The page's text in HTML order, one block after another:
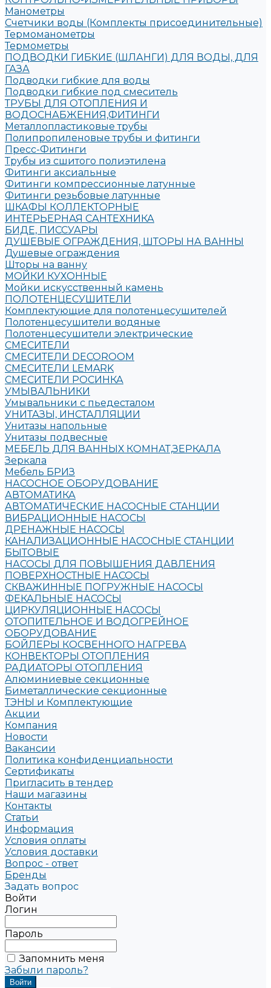
Манометры
Счетчики воды (Комплекты присоединительные)
Термоманометры
Термометры
ПОДВОДКИ ГИБКИЕ (ШЛАНГИ) ДЛЯ ВОДЫ, ДЛЯ
ГАЗА
Подводки гибкие для воды
Подводки гибкие под смеситель
ТРУБЫ ДЛЯ ОТОПЛЕНИЯ И
ВОДОСНАБЖЕНИЯ,ФИТИНГИ
Металлопластиковые трубы
Полипропиленовые трубы и фитинги
Пресс-Фитинги
Трубы из сшитого полиэтилена
Фитинги аксиальные
Фитинги компрессионные латунные
Фитинги резьбовые латунные
ШКАФЫ КОЛЛЕКТОРНЫЕ
ИНТЕРЬЕРНАЯ САНТЕХНИКА
БИДЕ, ПИССУАРЫ
ДУШЕВЫЕ ОГРАЖДЕНИЯ, ШТОРЫ НА ВАННЫ
Душевые ограждения
Шторы на ванну
МОЙКИ КУХОННЫЕ
Мойки искусственный камень
ПОЛОТЕНЦЕСУШИТЕЛИ
Комплектующие для полотенцесушителей
Полотенцесушители водяные
Полотенцесушители электрические
СМЕСИТЕЛИ
СМЕСИТЕЛИ DECOROOM
СМЕСИТЕЛИ LEMARK
СМЕСИТЕЛИ РОСИНКА
УМЫВАЛЬНИКИ
Умывальники с пьедесталом
УНИТАЗЫ, ИНСТАЛЛЯЦИИ
Унитазы напольные
Унитазы подвесные
МЕБЕЛЬ ДЛЯ ВАННЫХ КОМНАТ,ЗЕРКАЛА
Зеркала
Мебель БРИЗ
НАСОСНОЕ ОБОРУДОВАНИЕ
АВТОМАТИКА
АВТОМАТИЧЕСКИЕ НАСОСНЫЕ СТАНЦИИ
ВИБРАЦИОННЫЕ НАСОСЫ
ДРЕНАЖНЫЕ НАСОСЫ
КАНАЛИЗАЦИОННЫЕ НАСОСНЫЕ СТАНЦИИ
БЫТОВЫЕ
НАСОСЫ ДЛЯ ПОВЫШЕНИЯ ДАВЛЕНИЯ
ПОВЕРХНОСТНЫЕ НАСОСЫ
СКВАЖИННЫЕ ПОГРУЖНЫЕ НАСОСЫ
ФЕКАЛЬНЫЕ НАСОСЫ
ЦИРКУЛЯЦИОННЫЕ НАСОСЫ
ОТОПИТЕЛЬНОЕ И ВОДОГРЕЙНОЕ
ОБОРУДОВАНИЕ
БОЙЛЕРЫ КОСВЕННОГО НАГРЕВА
КОНВЕКТОРЫ ОТОПЛЕНИЯ
РАДИАТОРЫ ОТОПЛЕНИЯ
Алюминиевые секционные
Биметаллические секционные
ТЭНЫ и Комплектующие
Акции
Компания
Новости
Вакансии
Политика конфиденциальности
Сертификаты
Пригласить в тендер
Наши магазины
Контакты
Статьи
Информация
Условия оплаты
Условия доставки
Вопрос - ответ
Бренды
Задать вопрос
Войти
Логин
Пароль
Запомнить меня
Забыли пароль?